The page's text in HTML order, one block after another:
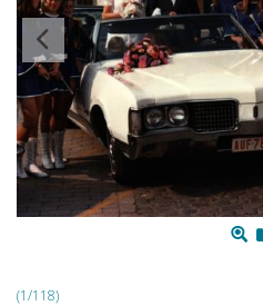
(1/118)